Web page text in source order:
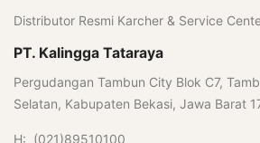
Distributor Resmi Karcher & Service
PT. Kalingga Tataraya
Pergudangan Tambun City Blok C7,
Selatan, Kabupaten Bekasi, Jawa Barat
H: (021)89510100